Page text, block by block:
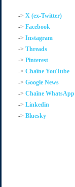
->X (ex-Twitter)
->Facebook
->Instagram
->Threads
->Pinterest
->Chaîne YouTube
->Google News
->Chaîne WhatsApp
->Linkedin
->Bluesky